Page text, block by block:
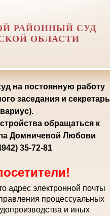
РАЙОННЫЙ СУД
ОБЛАСТИ
на постоянную работу
заседания и секретарь
обращаться к
Домничевой Любови
35-72-81
адрес электронной почты
процессуальных
и иных